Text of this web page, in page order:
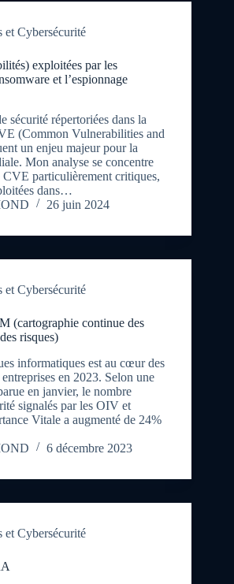
et Cybersécurité
exploitées par les
et l’espionnage
sécurité répertoriées dans la
(Common Vulnerabilities and
un enjeu majeur pour la
Mon analyse se concentre
CVE particulièrement critiques,
dans…
26 juin 2024
et Cybersécurité
(cartographie continue des
risques)
informatiques est au cœur des
en 2023. Selon une
en janvier, le nombre
signalés par les OIV et
Vitale a augmenté de 24%
6 décembre 2023
et Cybersécurité